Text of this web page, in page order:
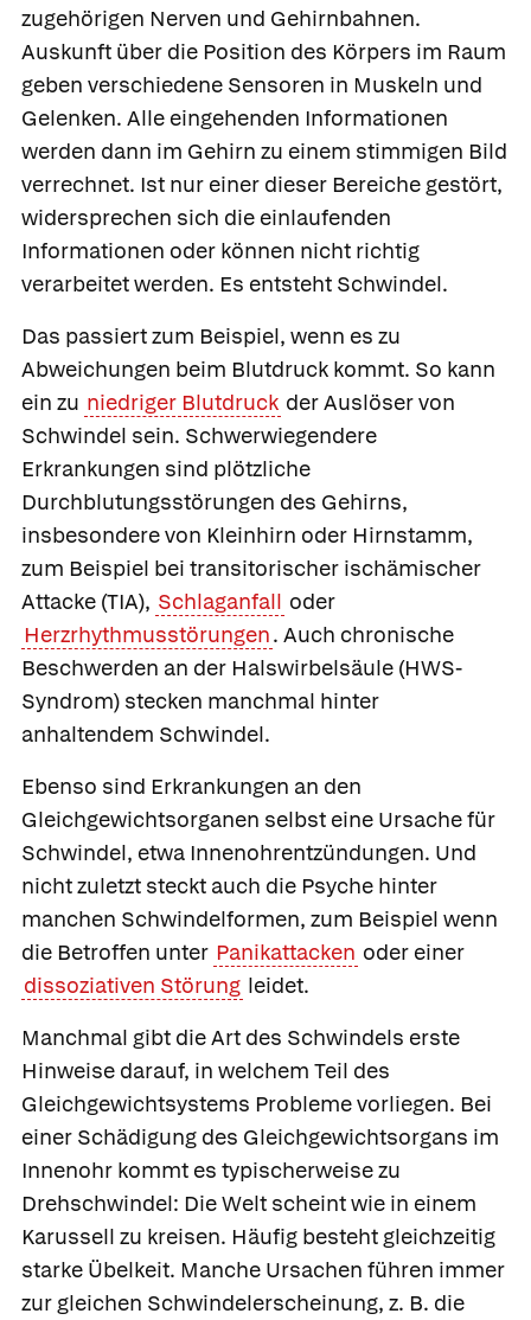
zugehörigen Nerven und Gehirnbahnen.
Auskunft über die Position des Körpers im Raum
geben verschiedene Sensoren in Muskeln und
Gelenken. Alle eingehenden Informationen
werden dann im Gehirn zu einem stimmigen Bild
verrechnet. Ist nur einer dieser Bereiche gestört,
widersprechen sich die einlaufenden
Informationen oder können nicht richtig
verarbeitet werden. Es entsteht Schwindel.
Das passiert zum Beispiel, wenn es zu
Abweichungen beim Blutdruck kommt. So kann
ein zu niedriger Blutdruck der Auslöser von
Schwindel sein. Schwerwiegendere
Erkrankungen sind plötzliche
Durchblutungsstörungen des Gehirns,
insbesondere von Kleinhirn oder Hirnstamm,
zum Beispiel bei transitorischer ischämischer
Attacke (TIA), Schlaganfall oder
Herzrhythmusstörungen. Auch chronische
Beschwerden an der Halswirbelsäule (HWS-
Syndrom) stecken manchmal hinter
anhaltendem Schwindel.
Ebenso sind Erkrankungen an den
Gleichgewichtsorganen selbst eine Ursache für
Schwindel, etwa Innenohrentzündungen. Und
nicht zuletzt steckt auch die Psyche hinter
manchen Schwindelformen, zum Beispiel wenn
die Betroffen unter Panikattacken oder einer
dissoziativen Störung leidet.
Manchmal gibt die Art des Schwindels erste
Hinweise darauf, in welchem Teil des
Gleichgewichtsystems Probleme vorliegen. Bei
einer Schädigung des Gleichgewichtsorgans im
Innenohr kommt es typischerweise zu
Drehschwindel: Die Welt scheint wie in einem
Karussell zu kreisen. Häufig besteht gleichzeitig
starke Übelkeit. Manche Ursachen führen immer
zur gleichen Schwindelerscheinung, z. B. die